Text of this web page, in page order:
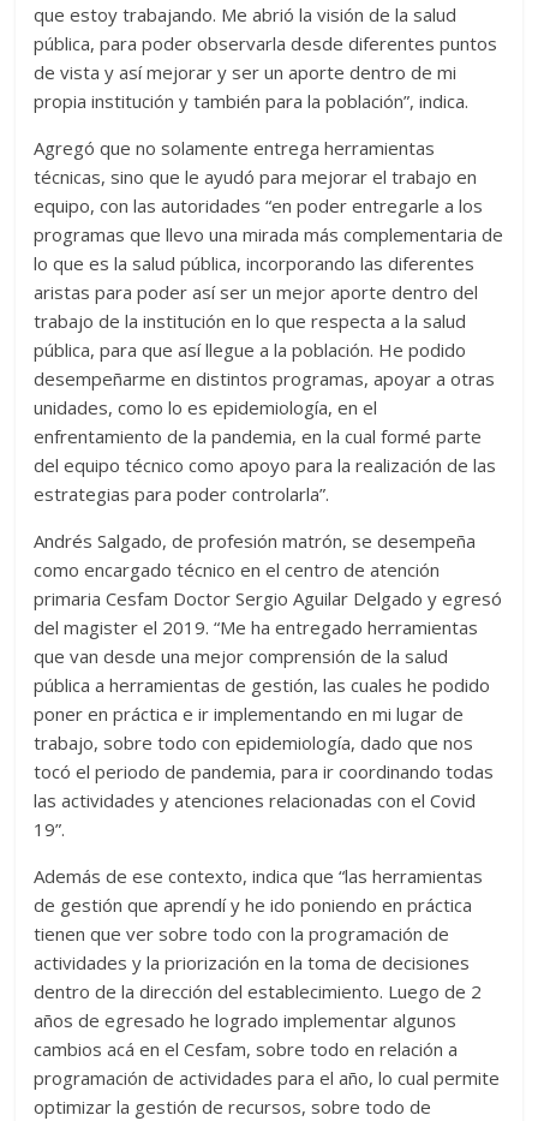
que estoy trabajando. Me abrió la visión de la salud
pública, para poder observarla desde diferentes puntos
de vista y así mejorar y ser un aporte dentro de mi
propia institución y también para la población”, indica.
Agregó que no solamente entrega herramientas
técnicas, sino que le ayudó para mejorar el trabajo en
equipo, con las autoridades “en poder entregarle a los
programas que llevo una mirada más complementaria de
lo que es la salud pública, incorporando las diferentes
aristas para poder así ser un mejor aporte dentro del
trabajo de la institución en lo que respecta a la salud
pública, para que así llegue a la población. He podido
desempeñarme en distintos programas, apoyar a otras
unidades, como lo es epidemiología, en el
enfrentamiento de la pandemia, en la cual formé parte
del equipo técnico como apoyo para la realización de las
estrategias para poder controlarla”.
Andrés Salgado, de profesión matrón, se desempeña
como encargado técnico en el centro de atención
primaria Cesfam Doctor Sergio Aguilar Delgado y egresó
del magister el 2019. “Me ha entregado herramientas
que van desde una mejor comprensión de la salud
pública a herramientas de gestión, las cuales he podido
poner en práctica e ir implementando en mi lugar de
trabajo, sobre todo con epidemiología, dado que nos
tocó el periodo de pandemia, para ir coordinando todas
las actividades y atenciones relacionadas con el Covid
19”.
Además de ese contexto, indica que “las herramientas
de gestión que aprendí y he ido poniendo en práctica
tienen que ver sobre todo con la programación de
actividades y la priorización en la toma de decisiones
dentro de la dirección del establecimiento. Luego de 2
años de egresado he logrado implementar algunos
cambios acá en el Cesfam, sobre todo en relación a
programación de actividades para el año, lo cual permite
optimizar la gestión de recursos, sobre todo de